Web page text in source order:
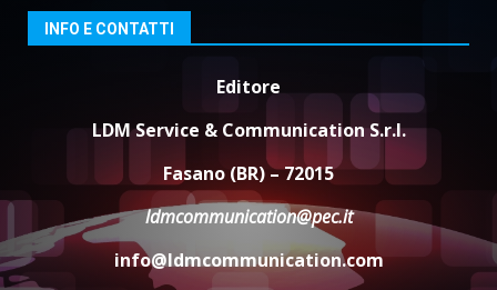
3
Serie D, l’Us Fasano è escluso
dal campionato
Truffatori in azione nelle
frazioni fasanesi
INFO E CONTATTI
Editore
LDM Service & Communication S.r.l.
Fasano (BR) – 72015
ldmcommunication@pec.it
info@ldmcommunication.com